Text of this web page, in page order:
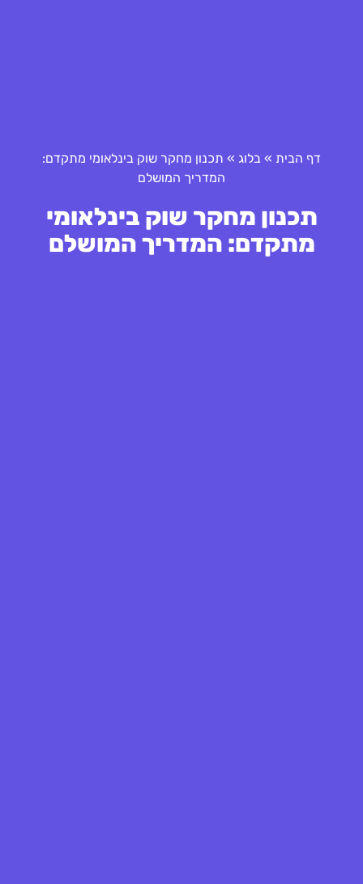
דף הבית » בלוג » תכנון מחקר שוק בינלאומי מתקדם:
המדריך המושלם
תכנון מחקר שוק בינלאומי
מתקדם: המדריך המושלם